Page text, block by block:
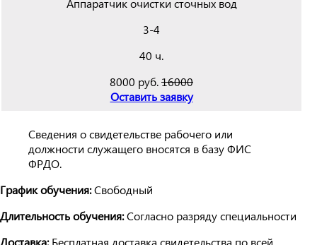
Аппаратчик очистки сточных вод
3-4
40 ч.
8000 руб.16000
Оставить заявку
Сведения о свидетельстве рабочего или
должности служащего вносятся в базу ФИС
ФРДО.
График обучения:Свободный
Длительность обучения:Согласно разряду специальности